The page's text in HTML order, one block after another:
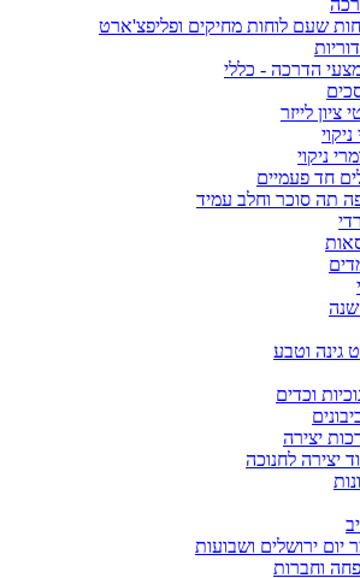
שעם לוחות מחיקים ופליפצ'ארט
הדרכה - כללי
ציון לייזר
ניקוי
חד פעמיים
תה סוכר וחלב עמיד
גינה וטבע
וכדים
יצירה
יצירה לחנוכה
יום ירושלים ושבועות
וחברות